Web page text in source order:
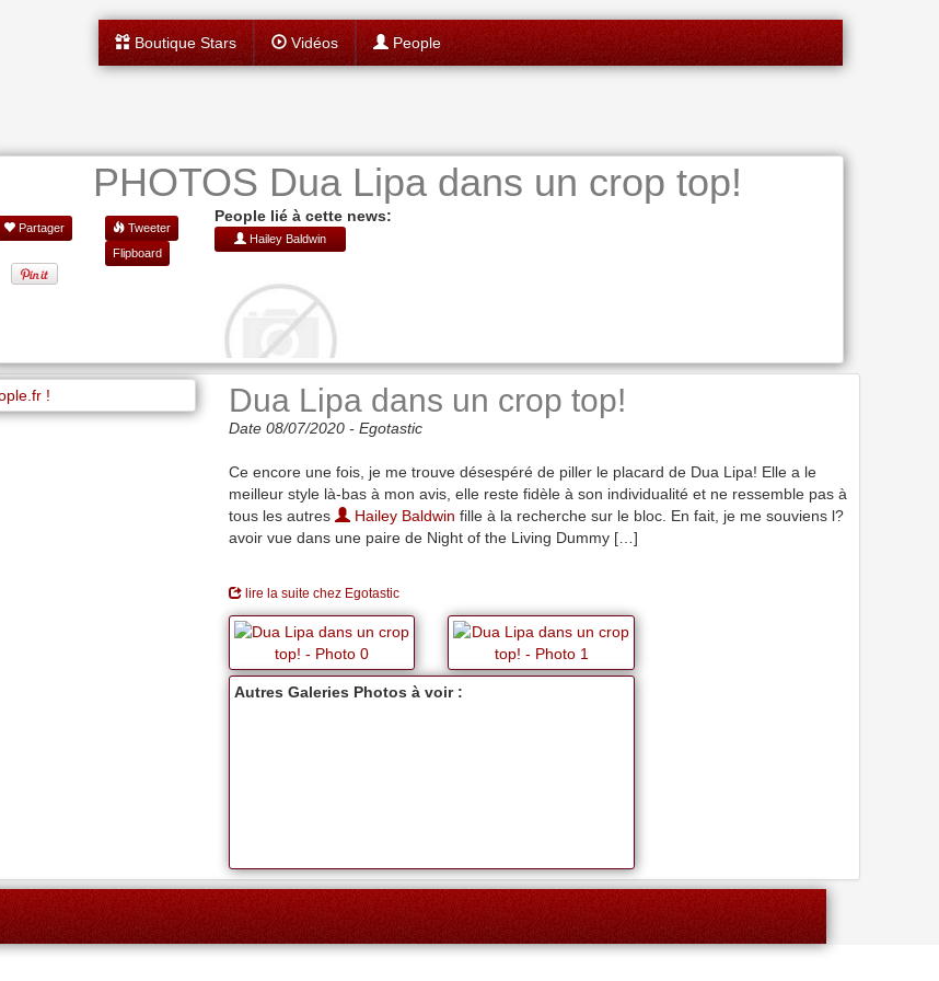
Boutique Stars Vidéos People
PHOTOS Dua Lipa dans un crop top!
Partager
Tweeter
Flipboard
People lié à cette news:
Hailey Baldwin
Dua Lipa dans un crop top!
Date 08/07/2020 - Egotastic
Ce encore une fois, je me trouve désespéré de piller le placard de Dua Lipa! Elle a le
meilleur style là-bas à mon avis, elle reste fidèle à son individualité et ne ressemble pas à
tous les autres
Hailey Baldwin fille à la recherche sur le bloc. En fait, je me souviens l?
avoir vue dans une paire de Night of the Living Dummy […]
lire la suite chez Egotastic
Autres Galeries Photos à voir :